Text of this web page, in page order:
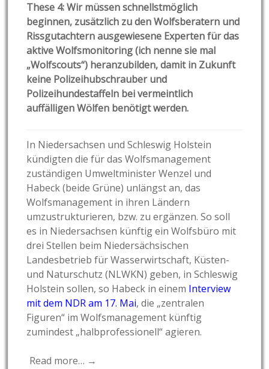
These 4: Wir müssen schnellstmöglich
beginnen, zusätzlich zu den Wolfsberatern und
Rissgutachtern ausgewiesene Experten für das
aktive Wolfsmonitoring (ich nenne sie mal
„Wolfscouts“) heranzubilden, damit in Zukunft
keine Polizeihubschrauber und
Polizeihundestaffeln bei vermeintlich
auffälligen Wölfen benötigt werden.
In Niedersachsen und Schleswig Holstein
kündigten die für das Wolfsmanagement
zuständigen Umweltminister Wenzel und
Habeck (beide Grüne) unlängst an, das
Wolfsmanagement in ihren Ländern
umzustrukturieren, bzw. zu ergänzen. So soll
es in Niedersachsen künftig ein Wolfsbüro mit
drei Stellen beim Niedersächsischen
Landesbetrieb für Wasserwirtschaft, Küsten-
und Naturschutz (NLWKN) geben, in Schleswig
Holstein sollen, so Habeck in einem Interview
mit dem NDR am 17. Mai, die „zentralen
Figuren“ im Wolfsmanagement künftig
zumindest „halbprofessionell“ agieren.
Read more… →